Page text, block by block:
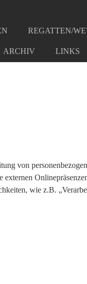
REGATTEN/
ARCHIV LINKS
von
wie z.B.